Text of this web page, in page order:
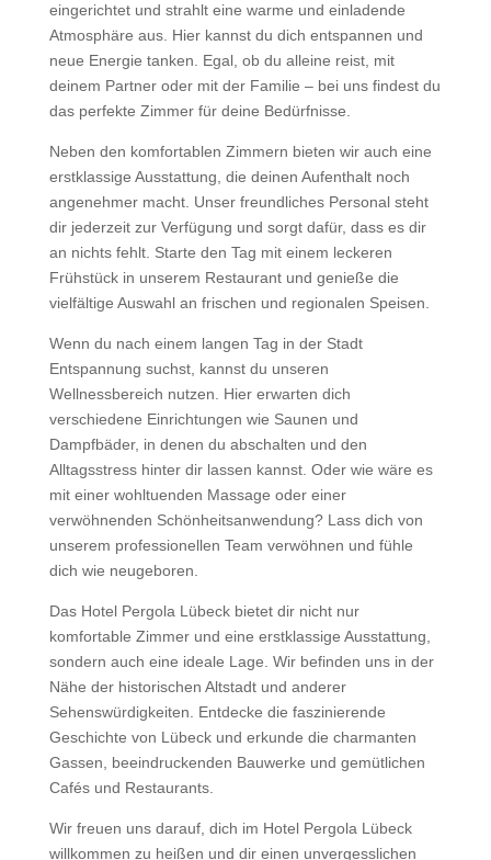
eingerichtet und strahlt eine warme und einladende
Atmosphäre aus. Hier kannst du dich entspannen und
neue Energie tanken. Egal, ob du alleine reist, mit
deinem Partner oder mit der Familie – bei uns findest du
das perfekte Zimmer für deine Bedürfnisse.
Neben den komfortablen Zimmern bieten wir auch eine
erstklassige Ausstattung, die deinen Aufenthalt noch
angenehmer macht. Unser freundliches Personal steht
dir jederzeit zur Verfügung und sorgt dafür, dass es dir
an nichts fehlt. Starte den Tag mit einem leckeren
Frühstück in unserem Restaurant und genieße die
vielfältige Auswahl an frischen und regionalen Speisen.
Wenn du nach einem langen Tag in der Stadt
Entspannung suchst, kannst du unseren
Wellnessbereich nutzen. Hier erwarten dich
verschiedene Einrichtungen wie Saunen und
Dampfbäder, in denen du abschalten und den
Alltagsstress hinter dir lassen kannst. Oder wie wäre es
mit einer wohltuenden Massage oder einer
verwöhnenden Schönheitsanwendung? Lass dich von
unserem professionellen Team verwöhnen und fühle
dich wie neugeboren.
Das Hotel Pergola Lübeck bietet dir nicht nur
komfortable Zimmer und eine erstklassige Ausstattung,
sondern auch eine ideale Lage. Wir befinden uns in der
Nähe der historischen Altstadt und anderer
Sehenswürdigkeiten. Entdecke die faszinierende
Geschichte von Lübeck und erkunde die charmanten
Gassen, beeindruckenden Bauwerke und gemütlichen
Cafés und Restaurants.
Wir freuen uns darauf, dich im Hotel Pergola Lübeck
willkommen zu heißen und dir einen unvergesslichen